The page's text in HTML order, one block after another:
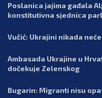
Poslanica jajima gađala
konstitutivna sjednica
Vučić: Ukrajini nikada
Ambasada Ukrajine u
dočekuje Zelenskog
Bugarin: Migranti nisu